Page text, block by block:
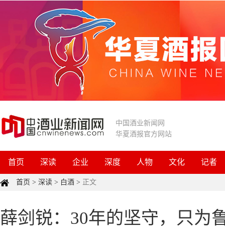
中国酒业新闻网
华夏酒报官方网站
首页 深读 企业 深度 人物 文化 记者
首页 > 深读 > 白酒 > 正文
薛剑锐：30年的坚守，只为